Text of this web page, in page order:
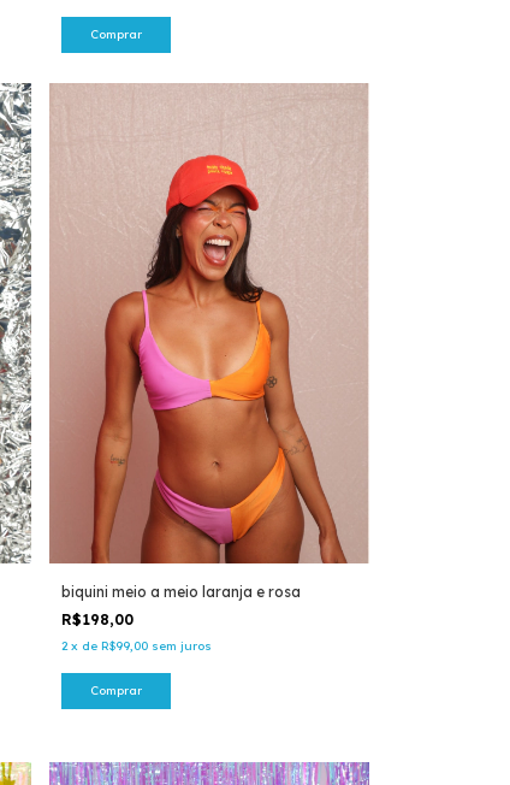
Comprar
biquini meio a meio laranja e rosa
R$198,00
2 x de R$99,00 sem juros
Comprar